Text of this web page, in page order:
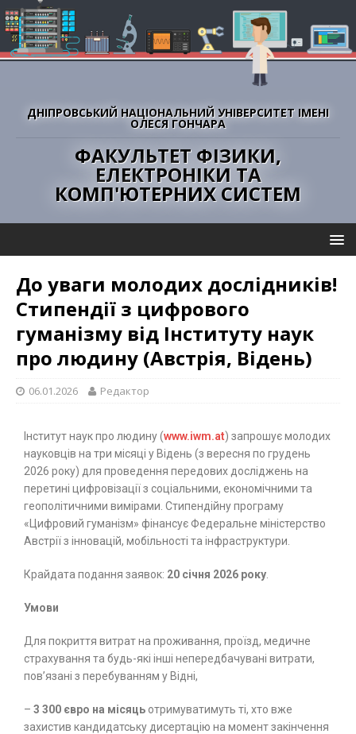
ДНІПРОВСЬКИЙ НАЦІОНАЛЬНИЙ УНІВЕРСИТЕТ ІМЕНІ
ОЛЕСЯ ГОНЧАРА
ФАКУЛЬТЕТ ФІЗИКИ,
ЕЛЕКТРОНІКИ ТА
КОМП'ЮТЕРНИХ СИСТЕМ
До уваги молодих дослідників!
Стипендії з цифрового
гуманізму від Інституту наук
про людину (Австрія, Відень)
06.01.2026 Редактор
Інститут наук про людину (www.iwm.at) запрошує молодих
науковців на три місяці у Відень (з вересня по грудень
2026 року) для проведення передових досліджень на
перетині цифровізації з соціальними, економічними та
геополітичними вимірами. Стипендійну програму
«Цифровий гуманізм» фінансує Федеральне міністерство
Австрії з інновацій, мобільності та інфраструктури.
Крайдата подання заявок: 20 січня 2026 року
Умови
Для покриття витрат на проживання, проїзд, медичне
страхування та будь-які інші непередбачувані витрати,
пов’язані з перебуванням у Відні,
– 3 300 євро на місяць отримуватимуть ті, хто вже
захистив кандидатську дисертацію на момент закінчення